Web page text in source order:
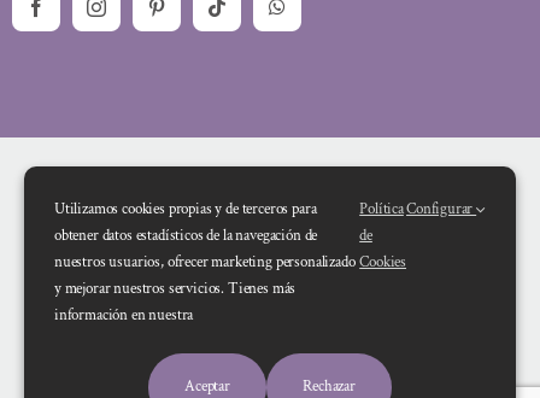
Financiado por la Unión Europea – NextGenerationEU. Sin embargo, los
autores y no reflejan necesariamente los de la Unión Europea o la Comisión
Europea. Ni la Unión Europea ni la Comisión Europea pueden ser consideradas
Utilizamos cookies propias y de terceros para
obtener datos estadísticos de la navegación de
nuestros usuarios, ofrecer marketing personalizado
y mejorar nuestros servicios. Tienes más
información en nuestra
Política
de
Cookies
Configurar
Aceptar Rechazar